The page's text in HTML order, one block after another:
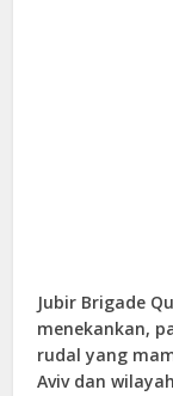
Jubir Brigade
menekankan,
rudal yang
Aviv dan